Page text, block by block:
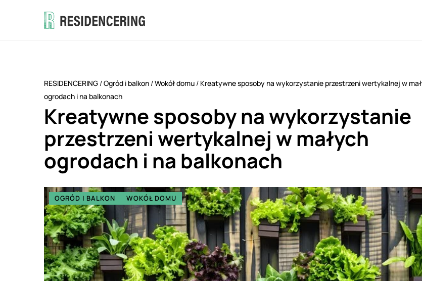
RESIDENCERING /Ogród i balkon /Wokół domu / Kreatywne sposoby na wykorzystanie przestrzeni wertykalnej w
ogrodach i na balkonach
Kreatywne sposoby na wykorzystanie
przestrzeni wertykalnej w małych
ogrodach i na balkonach
OGRÓD I BALKON WOKÓŁ DOMU